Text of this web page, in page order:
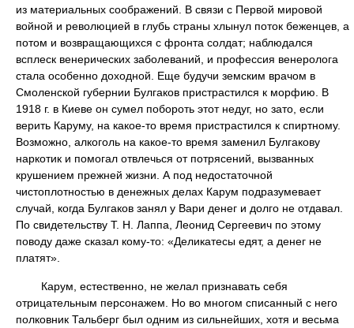
из материальных соображений. В связи с Первой мировой
войной и революцией в глубь страны хлынул поток беженцев, а
потом и возвращающихся с фронта солдат; наблюдался
всплеск венерических заболеваний, и профессия венеролога
стала особенно доходной. Еще будучи земским врачом в
Смоленской губернии Булгаков пристрастился к морфию. В
1918 г. в Киеве он сумел побороть этот недуг, но зато, если
верить Каруму, на какое-то время пристрастился к спиртному.
Возможно, алкоголь на какое-то время заменил Булгакову
наркотик и помогал отвлечься от потрясений, вызванных
крушением прежней жизни. А под недостаточной
чистоплотностью в денежных делах Карум подразумевает
случай, когда Булгаков занял у Вари денег и долго не отдавал.
По свидетельству Т. Н. Лаппа, Леонид Сергеевич по этому
поводу даже сказал кому-то: «Деликатесы едят, а денег не
платят».
Карум, естественно, не желал признавать себя
отрицательным персонажем. Но во многом списанный с него
полковник Тальберг был одним из сильнейших, хотя и весьма